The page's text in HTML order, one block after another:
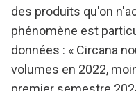
des produits qu'on
phénomène est
données : « Circana
volumes en 2022,